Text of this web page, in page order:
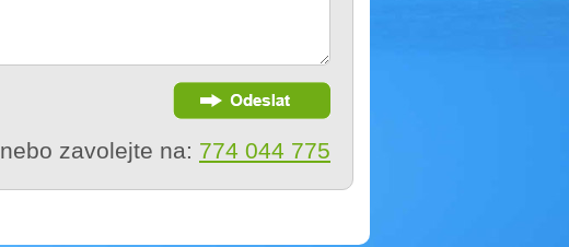
nebo zavolejte na: 774 044 775